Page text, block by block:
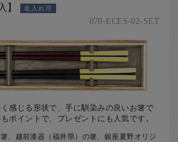
】
名入れ可
070-ECES-02-SET
感じる形状で、手に馴染みの良いお箸で
ポイントで、プレゼントにも人気です。
、越前漆器（福井県）の箸、銀座夏野オリジ